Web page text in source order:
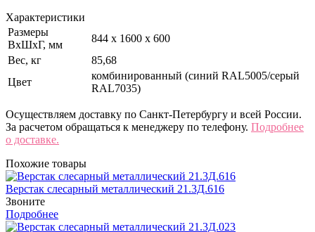
Характеристики
Размеры
ВхШхГ, мм
844 x 1600 x 600
Вес, кг
85,68
Цвет
комбинированный (синий RAL5005/серый
RAL7035)
Осуществляем доставку по Санкт-Петербургу и всей России.
За расчетом обращаться к менеджеру по телефону. Подробнее
о доставке.
Похожие товары
Верстак слесарный металлический 21.3Д.616
Звоните
Подробнее